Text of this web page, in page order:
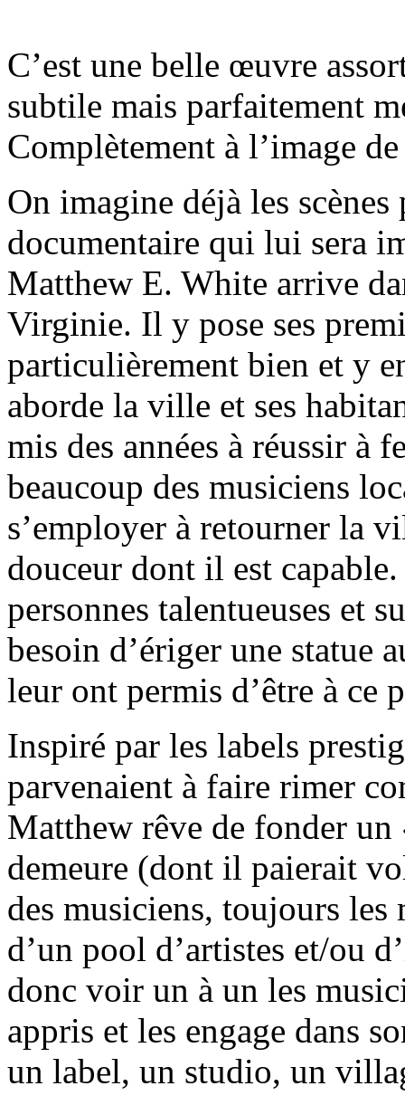
C’est une belle œuvre
subtile mais parfaitement
Complètement à l’image
On imagine déjà les
documentaire qui lui sera
Matthew E. White arrive
Virginie. Il y pose ses
particulièrement bien et y
aborde la ville et ses
mis des années à réussir à
beaucoup des musiciens
s’employer à retourner la
douceur dont il est
personnes talentueuses et
besoin d’ériger une statue
leur ont permis d’être à ce
Inspiré par les labels
parvenaient à faire rimer
Matthew rêve de fonder
demeure (dont il paierait
des musiciens, toujours les
d’un pool d’artistes et/ou
donc voir un à un les
appris et les engage dans
un label, un studio, un